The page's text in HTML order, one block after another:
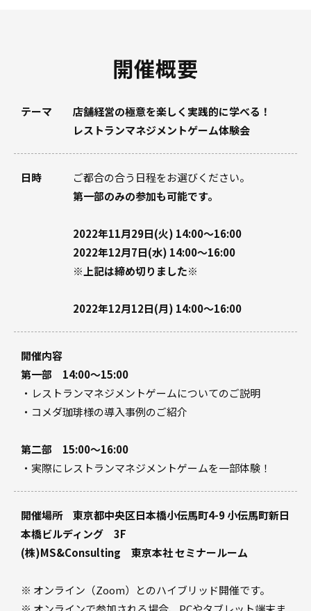
開催概要
テーマ 店舗経営の極意を楽しく実践的に学べる！
レストランマネジメントゲーム体験会
日時 ご都合の合う日程をお選びください。
第一部のみの参加も可能です。
2022年11月29日(火) 14:00〜16:00
2022年12月7日(水) 14:00〜16:00
※上記は締め切りました※
2022年12月12日(月) 14:00〜16:00
開催内容
第一部 14:00～15:00
・レストランマネジメントゲームについてのご説明
・コメダ珈琲様の導入事例のご紹介
第二部 15:00～16:00
・実際にレストランマネジメントゲームを一部体験！
開催場所 東京都中央区日本橋小伝馬町4-9 小伝馬町新日
本橋ビルディング 3F
(株)MS&Consulting 東京本社 セミナールーム
※ オンライン（Zoom）とのハイブリッド開催です。